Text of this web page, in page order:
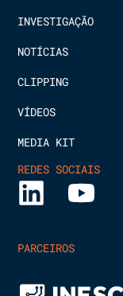
INVESTIGAÇÃO
NOTÍCIAS
CLIPPING
VÍDEOS
MEDIA KIT
REDES SOCIAIS
PARCEIROS